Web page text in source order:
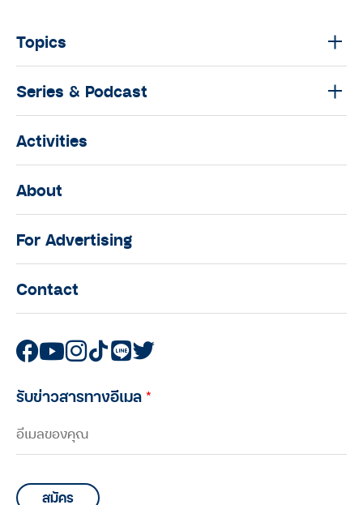
Topics
Series & Podcast
Activities
About
For Advertising
Contact
รับข่าวสารทางอีเมล*